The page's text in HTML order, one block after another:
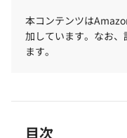
本コンテンツは
加しています。なお
ます。
目次